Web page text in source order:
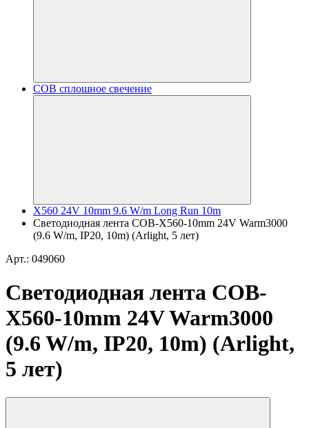
COB сплошное свечение
X560 24V 10mm 9.6 W/m Long Run 10m
Светодиодная лента COB-X560-10mm 24V Warm3000
(9.6 W/m, IP20, 10m) (Arlight, 5 лет)
Арт.: 049060
Светодиодная лента COB-
X560-10mm 24V Warm3000
(9.6 W/m, IP20, 10m) (Arlight,
5 лет)